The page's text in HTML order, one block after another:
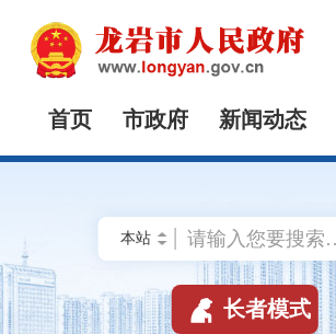
首页 市政府 新闻动态
 长者模式